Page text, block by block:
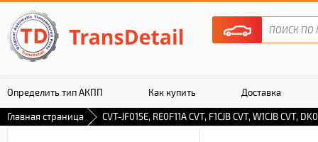
Определить тип АКПП Как купить Доставка
Гарантия
Главная страница CVT-JF015E, RE0F11A CVT, F1CJB CVT, W1CJB CVT,